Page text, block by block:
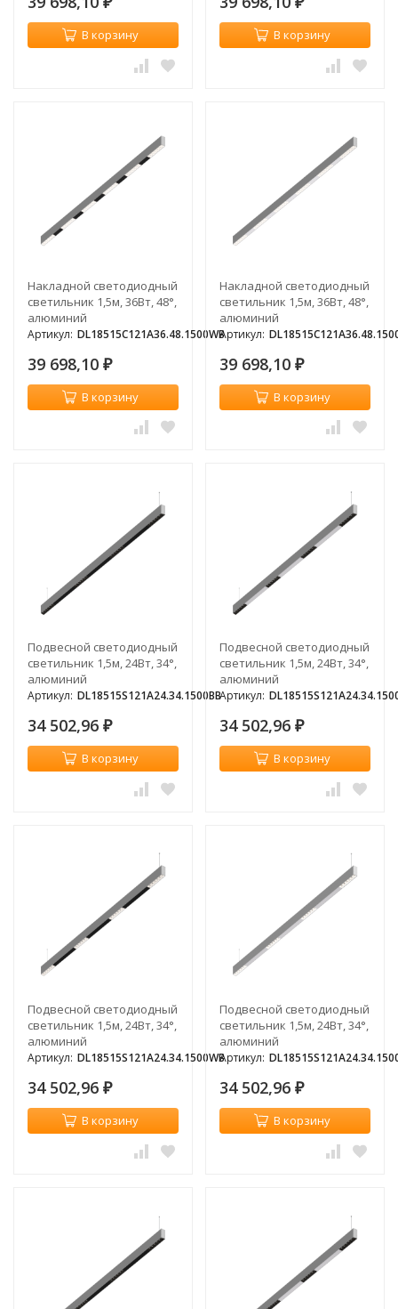
В корзину В корзину
Накладной светодиодный
светильник 1,5м, 36Вт, 48°,
алюминий
Артикул: DL18515C121A36.48.1500WB
39 698,10 ₽
В корзину
Накладной светодиодный
светильник 1,5м, 36Вт, 48°,
алюминий
Артикул:
39 698,10 ₽
В корзину
Подвесной светодиодный
светильник 1,5м, 24Вт, 34°,
алюминий
Артикул: DL18515S121A24.34.1500BB
34 502,96 ₽
В корзину
Подвесной светодиодный
светильник 1,5м, 24Вт, 34°,
алюминий
Артикул:
34 502,96 ₽
В корзину
Подвесной светодиодный
светильник 1,5м, 24Вт, 34°,
алюминий
Артикул: DL18515S121A24.34.1500WB
34 502,96 ₽
В корзину
Подвесной светодиодный
светильник 1,5м, 24Вт, 34°,
алюминий
Артикул:
34 502,96 ₽
В корзину